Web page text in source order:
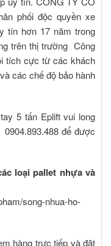
phối độc quyền xe
tín hơn 17 năm trong
trên thị trường Công
tích cực từ các khách
các chế độ bảo hành
5 tấn Eplift vui long
để được
loại pallet nhựa và
song-nhua-ho-
hàng trực tiếp và đặt